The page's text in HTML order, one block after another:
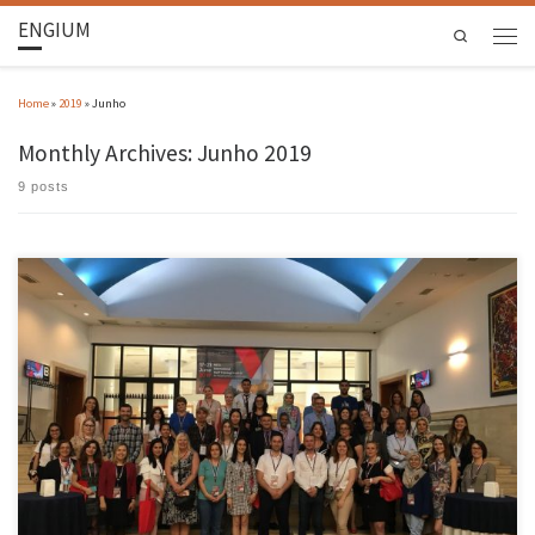
ENGIUM Search
Home» 2019 »Junho
Monthly Archives:Junho 2019
9 posts
Durante o mês de junho, alguns colaboradores da EEUM realizaram missões de formação
no âmbito do programa ERASMUS, uma aposta da UMinho que procura promover uma
maior competitividade dos seus trabalhadores docentes e não docentes. Seguem os
testemunhos das experiências de mobilidade dos colaboradores. De 17 e 21 de […]